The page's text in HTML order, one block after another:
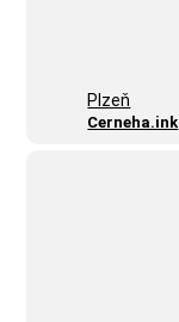
Plzeň
Cerneha.ink